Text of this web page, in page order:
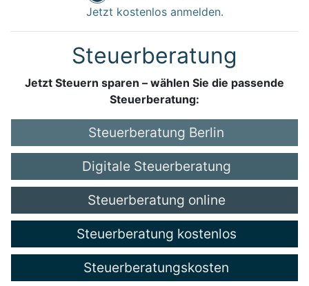
Jetzt kostenlos anmelden.
Steuerberatung
Jetzt Steuern sparen – wählen Sie die passende
Steuerberatung:
Steuerberatung Berlin
Digitale Steuerberatung
Steuerberatung online
Steuerberatung kostenlos
Steuerberatungskosten